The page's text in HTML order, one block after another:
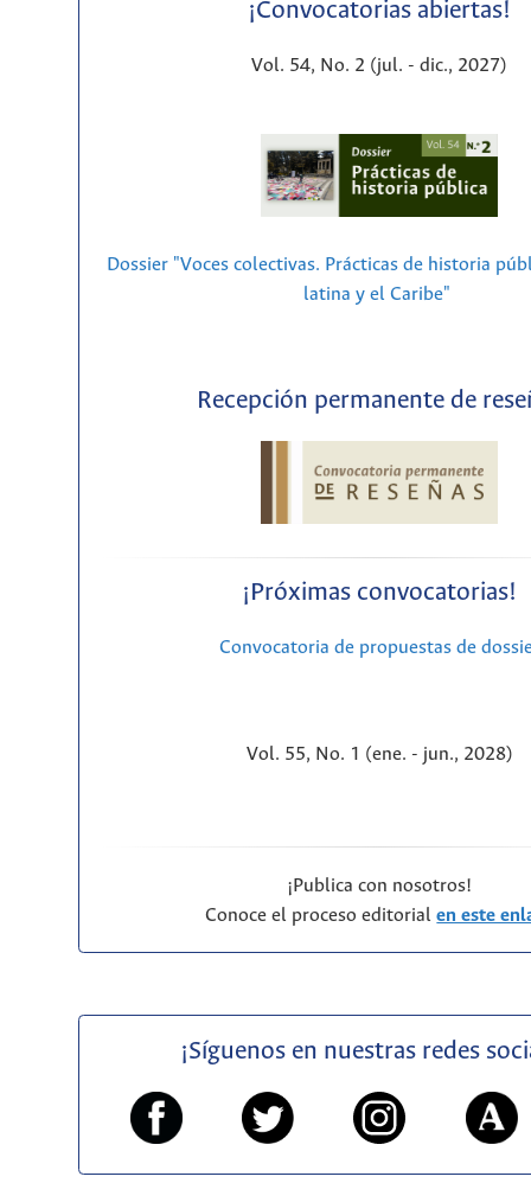
¡Convocatorias abiertas!
Vol. 54, No. 2 (jul. - dic., 2027)
Dossier "Voces colectivas. Prácticas de historia
latina y el Caribe"
Recepción permanente de
¡Próximas convocatorias!
Convocatoria de propuestas de
Vol. 55, No. 1 (ene. - jun., 2028)
¡Publica con nosotros!
Conoce el proceso editorialen este
¡Síguenos en nuestras redes